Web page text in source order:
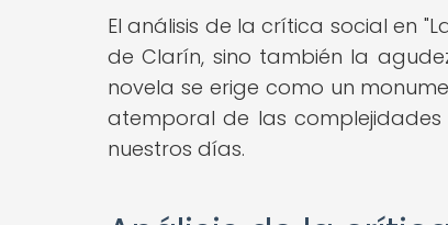
El análisis de la crítica social en
de Clarín, sino también la
novela se erige como un
atemporal de las
nuestros días.